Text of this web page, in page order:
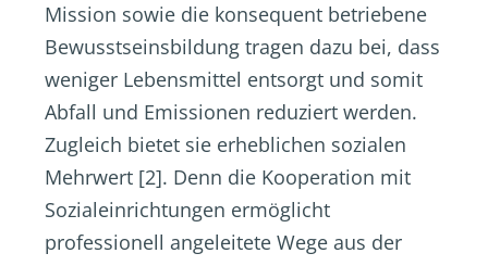
Mission sowie die konsequent betriebene
Bewusstseinsbildung tragen dazu bei, dass
weniger Lebensmittel entsorgt und somit
Abfall und Emissionen reduziert werden.
Zugleich bietet sie erheblichen sozialen
Mehrwert [2]. Denn die Kooperation mit
Sozialeinrichtungen ermöglicht
professionell angeleitete Wege aus der